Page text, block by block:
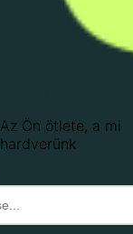
Az Ön ötlete, a mi
hardverünk